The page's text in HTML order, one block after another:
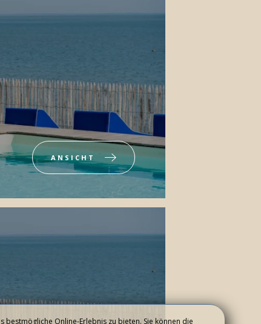
ANSICHT
bestmögliche Online-Erlebnis zu bieten. Sie können die